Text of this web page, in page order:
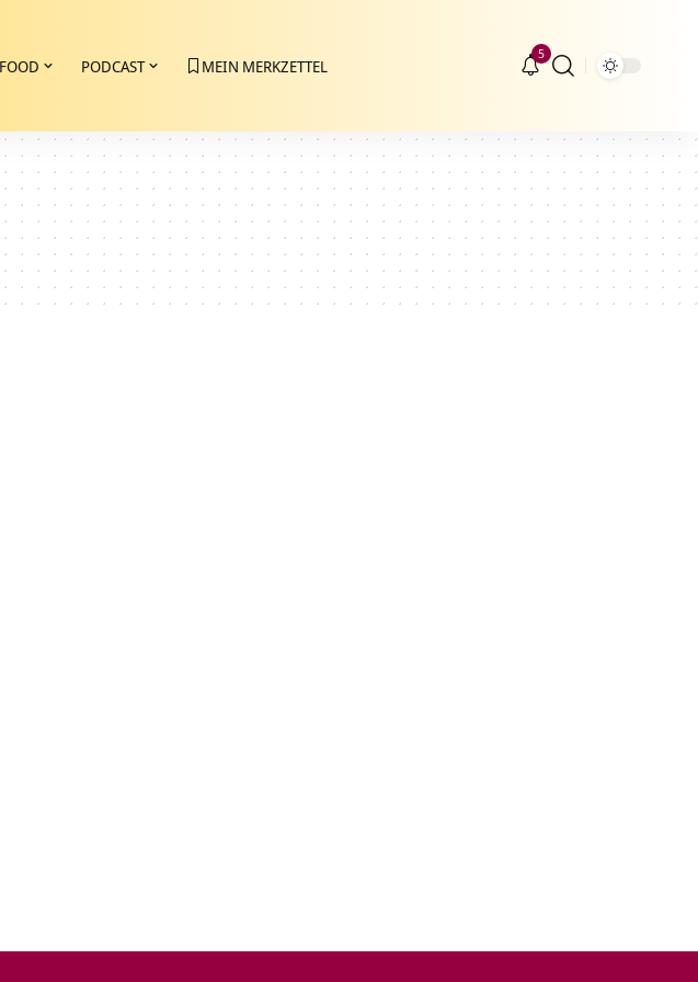
PODCAST MEIN MERKZETTEL
5